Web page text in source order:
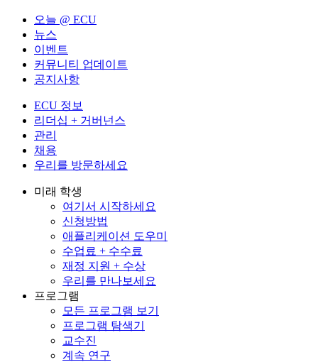
오늘 @ ECU
뉴스
이벤트
커뮤니티 업데이트
공지사항
ECU 정보
리더십 + 거버넌스
관리
채용
우리를 방문하세요
미래 학생
여기서 시작하세요
신청방법
애플리케이션 도우미
수업료 + 수수료
재정 지원 + 수상
우리를 만나보세요
프로그램
모든 프로그램 보기
프로그램 탐색기
교수진
계속 연구